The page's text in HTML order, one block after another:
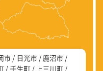
市 日光市
鹿沼市
壬生町
上三川町